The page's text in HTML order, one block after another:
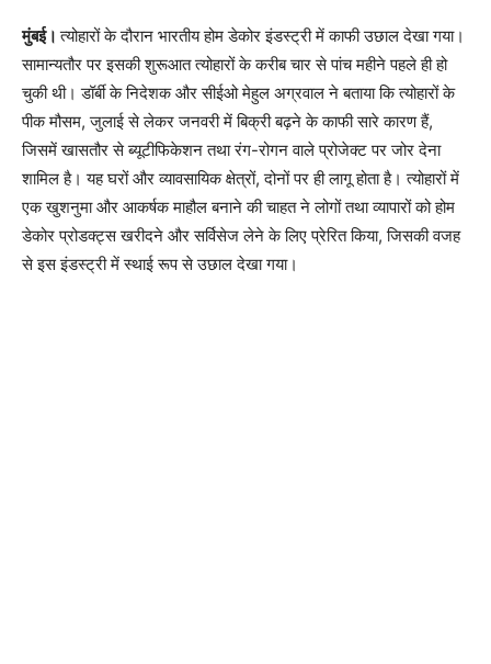
मुंबई।त्योहारों के दौरान भारतीय होम डेकोर इंडस्ट्री में काफी उछाल देखा गया।
सामान्यतौर पर इसकी शुरूआत त्योहारों के करीब चार से पांच महीने पहले ही हो
चुकी थी। डॉर्बी के निदेशक और सीईओ मेहुल अग्रवाल ने बताया कि त्योहारों के
पीक मौसम, जुलाई से लेकर जनवरी में बिक्री बढ़ने के काफी सारे कारण हैं,
जिसमें खासतौर से ब्यूटीफिकेशन तथा रंग-रोगन वाले प्रोजेक्ट पर जोर देना
शामिल है। यह घरों और व्यावसायिक क्षेत्रों, दोनों पर ही लागू होता है। त्योहारों में
एक खुशनुमा और आकर्षक माहौल बनाने की चाहत ने लोगों तथा व्यापारों को होम
डेकोर प्रोडक्ट्स खरीदने और सर्विसेज लेने के लिए प्रेरित किया, जिसकी वजह
से इस इंडस्ट्री में स्थाई रूप से उछाल देखा गया।